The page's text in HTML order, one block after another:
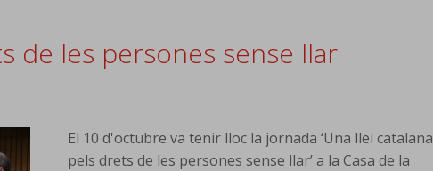
de les persones sense llar
El 10 d'octubre va tenir lloc la jornada ‘Una llei catalana
pels drets de les persones sense llar’ a la Casa de la